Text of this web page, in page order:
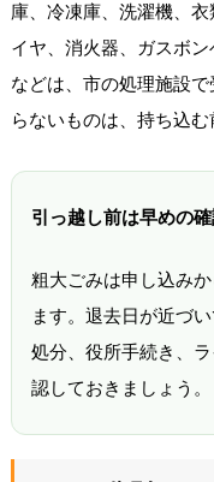
庫、冷凍庫、洗濯機、
イヤ、消火器、ガスボ
などは、市の処理施設
らないものは、持ち込む
引っ越し前は早めの
粗大ごみは申し込み
ます。退去日が近づ
処分、役所手続き、
認しておきましょう。